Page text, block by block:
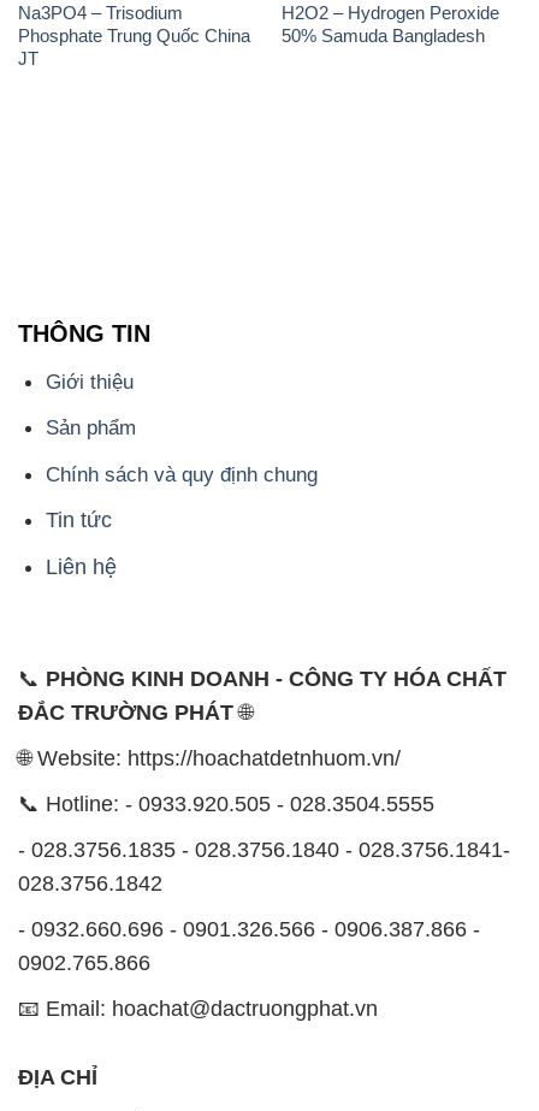
Na3PO4 – Trisodium
Phosphate Trung Quốc China
JT
H2O2 – Hydrogen Peroxide
50% Samuda Bangladesh
THÔNG TIN
Giới thiệu
Sản phẩm
Chính sách và quy định chung
Tin tức
Liên hệ
📞 PHÒNG KINH DOANH - CÔNG TY HÓA CHẤT
ĐẮC TRƯỜNG PHÁT🌐
🌐 Website: https://hoachatdetnhuom.vn/
📞 Hotline: - 0933.920.505 - 028.3504.5555
- 028.3756.1835 - 028.3756.1840 - 028.3756.1841-
028.3756.1842
- 0932.660.696 - 0901.326.566 - 0906.387.866 -
0902.765.866
📧 Email: hoachat@dactruongphat.vn
ĐỊA CHỈ